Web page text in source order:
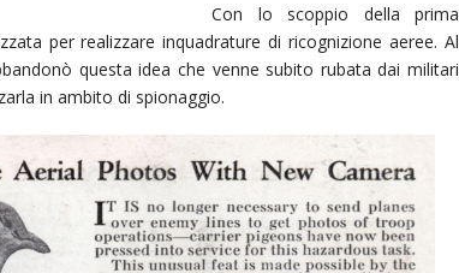
Con lo scoppio della prima
per realizzare inquadrature di ricognizione aeree. Al
questa idea che venne subito rubata dai militari
in ambito di spionaggio.